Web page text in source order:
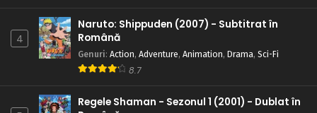
Naruto – Sezonul 1 Episodul 115 – Eu sunt
oponentul tău
Eps 115 - Eu sunt oponentul tău - 9 August, 2025
Naruto – Sezonul 1 Episodul 114 – La revedere
4
Naruto: Shippuden (2007) - Subtitrat în
Română
Genuri: Action, Adventure, Animation, Drama, Sci-Fi
8.7
Regele Shaman - Sezonul 1 (2001) - Dublat în